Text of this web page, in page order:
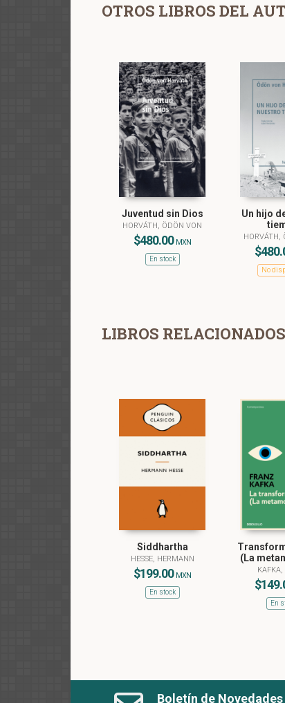
OTROS LIBROS DEL
Juventud sin Dios
HORVÁTH, ÖDÖN VON
$480.00 MXN
En stock
Un hijo
HORVÁTH,
No
LIBROS RELACIONADOS
Siddhartha
HESSE, HERMANN
$199.00 MXN
En stock
(La
En
Boletín de Novedades